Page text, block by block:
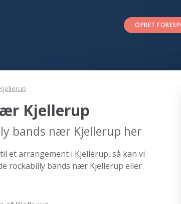
OPRET
Kjellerup
Kjellerup
bands nær Kjellerup her
et arrangement i Kjellerup, så kan vi
rockabilly bands nær Kjellerup eller